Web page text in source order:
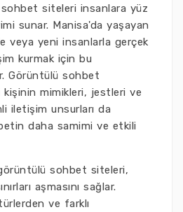
siteleri insanlara yüz
sunar. Manisa'da yaşayan
veya yeni insanlarla gerçek
kurmak için bu
Görüntülü sohbet
kişinin mimikleri, jestleri ve
iletişim unsurları da
daha samimi ve etkili
sohbet siteleri,
aşmasını sağlar.
ve farklı